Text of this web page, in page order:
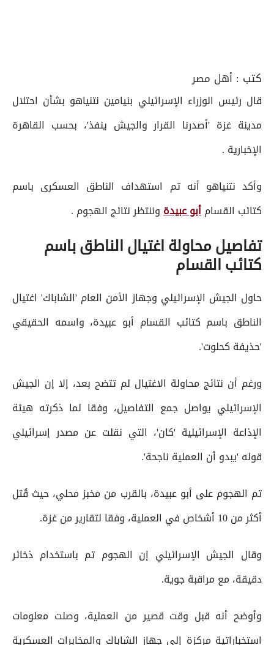
كتب : أهل مصر
قال رئيس الوزراء الإسرائيلي بنيامين نتنياهو بشأن احتلال
مدينة غزة 'أصدرنا القرار والجيش ينفذ'، بحسب القاهرة
الإخبارية .
وأكد نتنياهو أنه تم استهداف الناطق العسكرى باسم
كتائب القسامأبو عبيدةوننتظر نتائج الهجوم .
تفاصيل محاولة اغتيال الناطق باسم
كتائب القسام
حاول الجيش الإسرائيلي وجهاز الأمن العام 'الشاباك' اغتيال
الناطق باسم كتائب القسام أبو عبيدة، واسمه الحقيقي
'حذيفة كحلوت'.
ورغم أن نتائج محاولة الاغتيال لم تتضح بعد، إلا إن الجيش
الإسرائيلي يواصل جمع التفاصيل، وفقا لما ذكرته هيئة
الإذاعة الإسرائيلية 'كان'، التي نقلت عن مصدر إسرائيلي
قوله 'يبدو أن العملية ناجحة'.
تم الهجوم على أبو عبيدة، بالقرب من مخبز محلي، حيث قُتل
أكثر من 10 أشخاص في العملية، وفقا لتقارير من غزة.
وقال الجيش الإسرائيلي إن الهجوم تم باستخدام ذخائر
دقيقة، مع مراقبة جوية.
وأوضح أنه قبل وقت قصير من العملية، وصلت معلومات
استخباراتية مركزة إلى جهاز الشاباك والمخابرات العسكرية